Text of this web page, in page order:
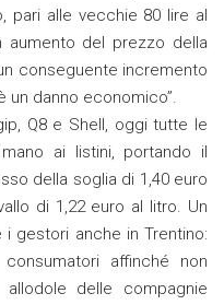
pari alle vecchie 80 lire al
aumento del prezzo della
conseguente incremento
un danno economico”.
Q8 e Shell, oggi tutte le
ai listini, portando il
della soglia di 1,40 euro
di 1,22 euro al litro. Un
gestori anche in Trentino:
affinché non
delle compagnie